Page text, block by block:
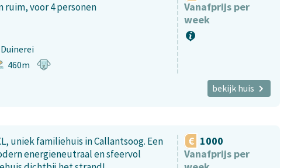
ruim, voor 4 personen
460m
Vanafprijs per
week
bekijk huis
uniek familiehuis in Callantsoog. Een
energieneutraal en sfeervol
1000
Vanafprijs per